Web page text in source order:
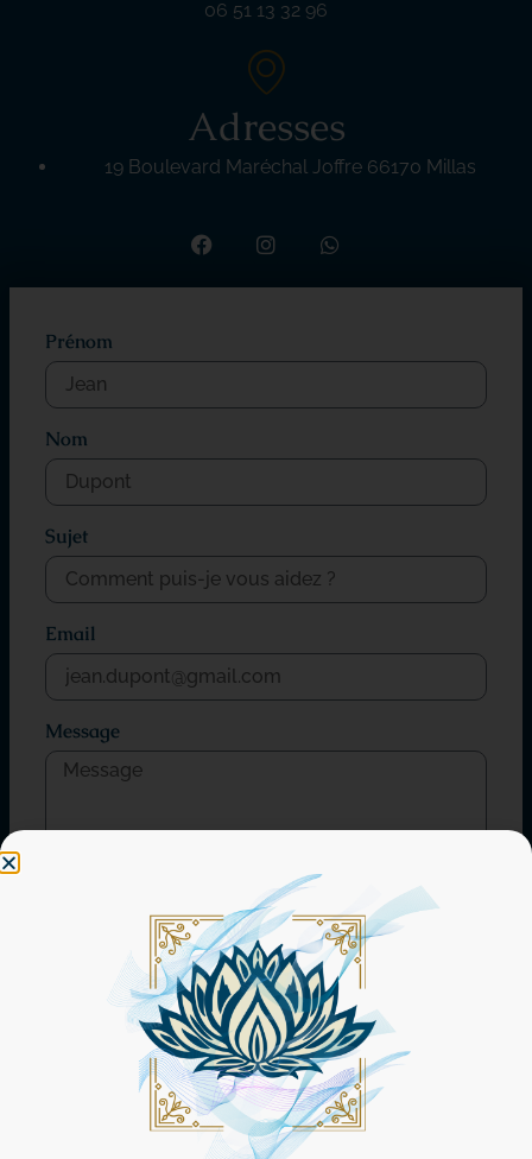
06 51 13 32 96
Adresses
19 Boulevard Maréchal Joffre 66170 Millas
Prénom
Nom
Sujet
Email
Message
📨 Envoyer